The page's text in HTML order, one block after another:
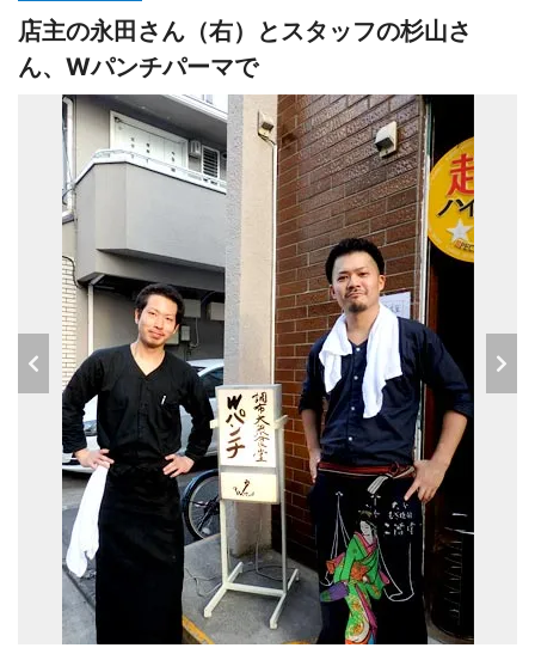
店主の永田さん（右）とスタッフの杉山さ
ん、Wパンチパーマで